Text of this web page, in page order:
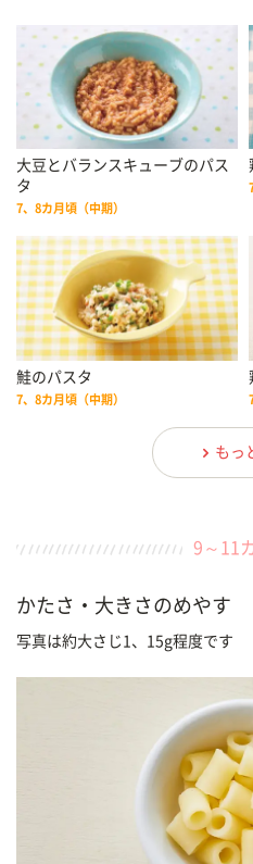
大豆とバランスキューブのパス
タ
7、8カ月頃（中期）
鮭のパスタ
7、8カ月頃（中期）
もっ
9～11
かたさ・大きさのめやす
写真は約大さじ1、15g程度です